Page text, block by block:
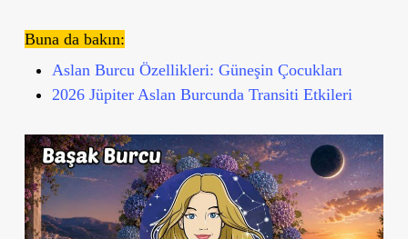
Buna da bakın:
Aslan Burcu Özellikleri: Güneşin Çocukları
2026 Jüpiter Aslan Burcunda Transiti Etkileri